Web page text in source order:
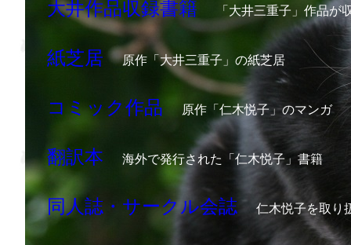
大井作品収録書籍 「大井三重子」作品が
紙芝居 原作「大井三重子」の紙芝居
コミック作品 原作「仁木悦子」のマンガ
翻訳本 海外で発行された「仁木悦子」書籍
同人誌・サークル会誌 仁木悦子を取り